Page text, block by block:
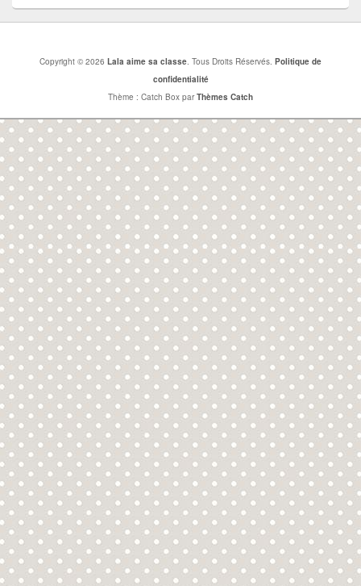
Copyright © 2026 Lala aime sa classe . Tous Droits Réservés. Politique de
confidentialité
Thème : Catch Box parThèmes Catch